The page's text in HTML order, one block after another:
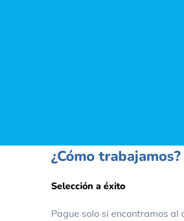
¿Cómo trabajamos?
Selección a éxito
Pague solo si encontramos